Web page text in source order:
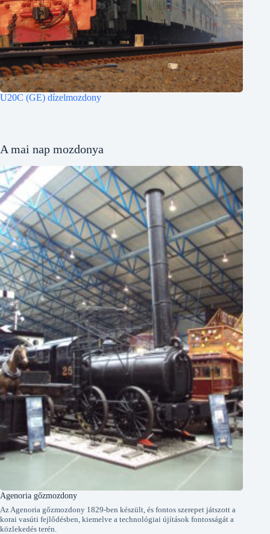
U20C (GE) dízelmozdony
A mai nap mozdonya
Agenoria gőzmozdony
Az Agenoria gőzmozdony 1829-ben készült, és fontos szerepet játszott a
korai vasúti fejlődésben, kiemelve a technológiai újítások fontosságát a
közlekedés terén.